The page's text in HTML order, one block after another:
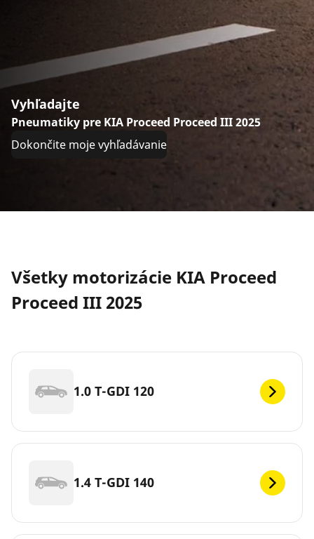
Vyhľadajte
Pneumatiky pre KIA Proceed Proceed III 2025
Dokončite moje vyhľadávanie
Všetky motorizácie KIA Proceed
Proceed III 2025
1.0 T-GDI 120
1.4 T-GDI 140